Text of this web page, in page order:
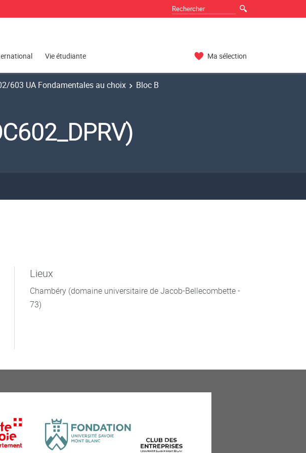
Vie étudiante Ma sélection
603 UA Fondamentales au choix
Bloc B
Lieux
Chambéry (domaine universitaire de Jacob-Bellecombette -
73)